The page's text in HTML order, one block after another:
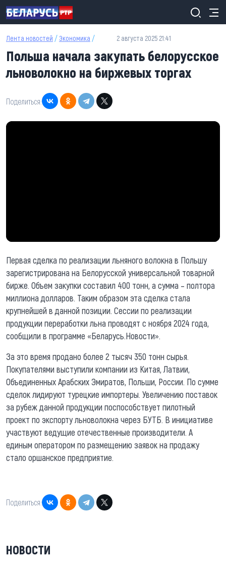
Перейти к основному содержанию
Лента новостей / Экономика / 2 августа 2025 21:41
Польша начала закупать белорусское
льноволокно на биржевых торгах
Поделиться:
Первая сделка по реализации льняного волокна в Польшу
зарегистрирована на Белорусской универсальной товарной
бирже. Объем закупки составил 400 тонн, а сумма – полтора
миллиона долларов. Таким образом эта сделка стала
крупнейшей в данной позиции. Сессии по реализации
продукции переработки льна проводят с ноября 2024 года,
сообщили в программе «Беларусь.Новости».
За это время продано более 2 тысяч 350 тонн сырья.
Покупателями выступили компании из Китая, Латвии,
Объединенных Арабских Эмиратов, Польши, России. По сумме
сделок лидируют турецкие импортеры. Увеличению поставок
за рубеж данной продукции поспособствует пилотный
проект по экспорту льноволокна через БУТБ. В инициативе
участвуют ведущие отечественные производители. А
единым оператором по размещению заявок на продажу
стало оршанское предприятие.
Поделиться:
НОВОСТИ